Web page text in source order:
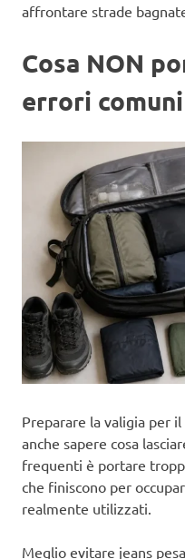
affrontare strade
Cosa NON
errori comuni
Preparare la valigia per
anche sapere cosa
frequenti è portare
che finiscono per
realmente utilizzati.
Meglio evitare jeans